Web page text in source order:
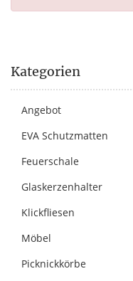
Kategorien
Angebot
EVA Schutzmatten
Feuerschale
Glaskerzenhalter
Klickfliesen
Möbel
Picknickkörbe